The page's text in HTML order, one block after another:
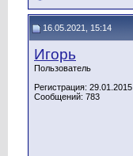
16.05.2021, 15:14
Игорь
Пользователь
Регистрация: 29.01.2015
Сообщений: 783